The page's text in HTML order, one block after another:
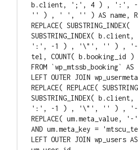
b.client, ';', 4 ) , ':',
'' ) , ' ', '' ) AS name,
REPLACE( SUBSTRING_INDEX(
SUBSTRING_INDEX(
':', -1 ) , '\"', '' ) , '-
tel, COUNT( b.booking_id )
FROM `wp_mtssb_booking` AS
LEFT OUTER JOIN
REPLACE( REPLACE(
SUBSTRING_INDEX(
':', -1 ) , '\"', '' ) ,
REPLACE(
AND um.meta_key =
LEFT OUTER JOIN wp_users